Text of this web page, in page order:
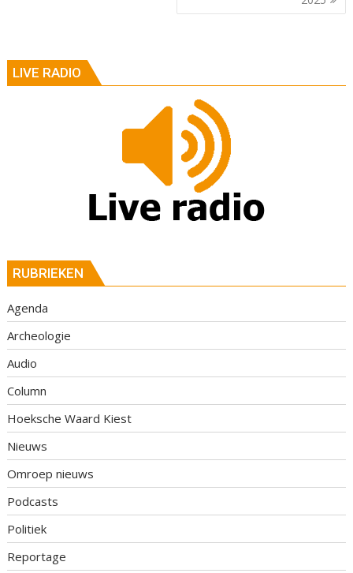
LIVE RADIO
RUBRIEKEN
Agenda
Archeologie
Audio
Column
Hoeksche Waard Kiest
Nieuws
Omroep nieuws
Podcasts
Politiek
Reportage